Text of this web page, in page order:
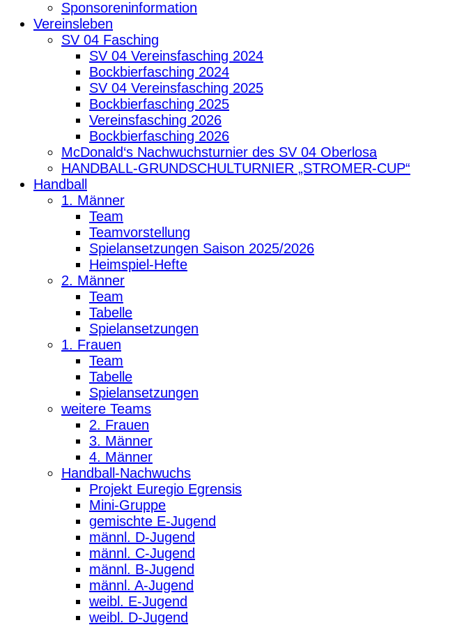
Sponsoreninformation
Vereinsleben
SV 04 Fasching
SV 04 Vereinsfasching 2024
Bockbierfasching 2024
SV 04 Vereinsfasching 2025
Bockbierfasching 2025
Vereinsfasching 2026
Bockbierfasching 2026
McDonald‘s Nachwuchsturnier des SV 04 Oberlosa
HANDBALL-GRUNDSCHULTURNIER „STROMER-CUP“
Handball
1. Männer
Team
Teamvorstellung
Spielansetzungen Saison 2025/2026
Heimspiel-Hefte
2. Männer
Team
Tabelle
Spielansetzungen
1. Frauen
Team
Tabelle
Spielansetzungen
weitere Teams
2. Frauen
3. Männer
4. Männer
Handball-Nachwuchs
Projekt Euregio Egrensis
Mini-Gruppe
gemischte E-Jugend
männl. D-Jugend
männl. C-Jugend
männl. B-Jugend
männl. A-Jugend
weibl. E-Jugend
weibl. D-Jugend